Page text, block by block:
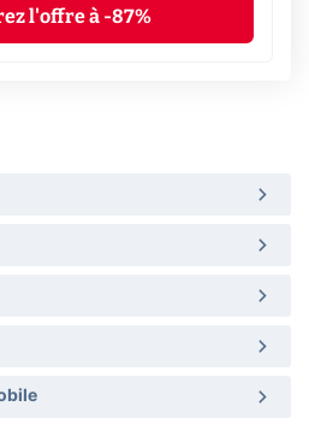
l'offre à -87%